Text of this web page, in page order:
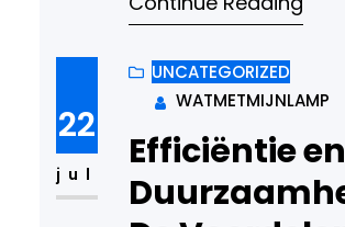
combinatie van
efficiëntie. Of u nu uw
wilt verfraaien of
accenten wilt
spotjes bieden een
en duurzame
22
jul
UNCATEGORIZED
WATMETMIJNLAMP
Efficiëntie en